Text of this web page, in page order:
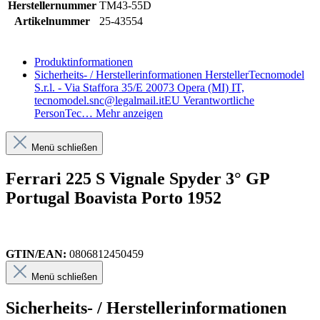
Herstellernummer TM43-55D
Artikelnummer
25-43554
Produktinformationen
Sicherheits- / Herstellerinformationen HerstellerTecnomodel
S.r.l. - Via Staffora 35/E 20073 Opera (MI) IT,
tecnomodel.snc@legalmail.itEU Verantwortliche
PersonTec… Mehr anzeigen
Menü schließen
Ferrari 225 S Vignale Spyder 3° GP
Portugal Boavista Porto 1952
GTIN/EAN: 0806812450459
Menü schließen
Sicherheits- / Herstellerinformationen